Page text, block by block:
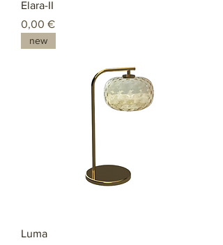
Elara-II
Preço
0,00 €
new
Luma